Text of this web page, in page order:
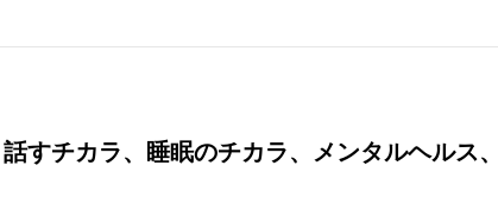
すチカラ、睡眠のチカラ、メンタルヘルス